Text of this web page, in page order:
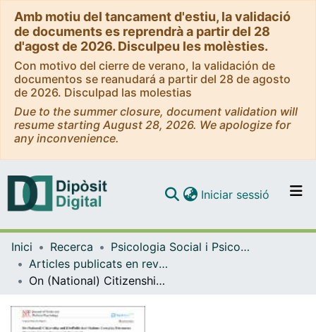
Amb motiu del tancament d'estiu, la validació
de documents es reprendrà a partir del 28
d'agost de 2026. Disculpeu les molèsties.
Con motivo del cierre de verano, la validación de
documentos se reanudará a partir del 28 de agosto
de 2026. Disculpad las molestias
Due to the summer closure, document validation will
resume starting August 28, 2026. We apologize for
any inconvenience.
Navega per tot el DD
Com publicar
Iniciar sessió (current)
Inici Recerca
Psicologia Social i Psicologia Quantitativa
Articles publicats en revistes (Psicologia Social i Psicologia Quantitativa)
On (National) Citizenship and (De)Politicised Nations: Everyday Discourses about the Catalan Secessionist Movement